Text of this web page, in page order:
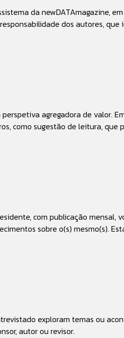
da newDATAmagazine,
dos autores,
agregadora de valor.
como sugestão de leitura,
com publicação
sobre o(s) mesmo(s).
exploram temas ou
autor ou revisor.